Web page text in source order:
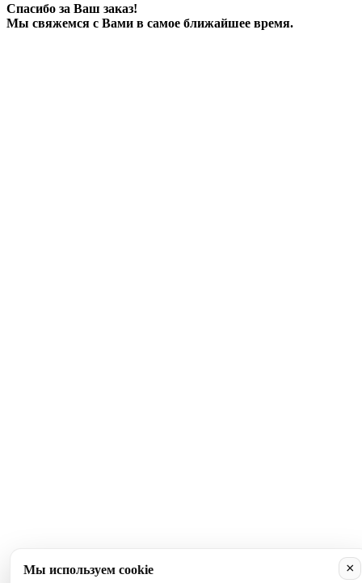
×
Мы используем cookie
Спасибо за Ваш заказ!
Мы свяжемся с Вами в самое ближайшее время.